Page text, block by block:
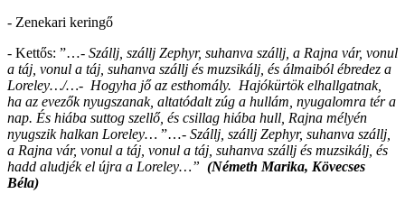
- Zenekari keringő
- Kettős: ”…- Szállj, szállj Zephyr, suhanva szállj, a Rajna vár, vonul
a táj, vonul a táj, suhanva szállj és muzsikálj, és álmaiból ébredez a
Loreley…/…- Hogyha jő az esthomály. Hajókürtök elhallgatnak,
ha az evezők nyugszanak, altatódalt zúg a hullám, nyugalomra tér a
nap. És hiába suttog szellő, és csillag hiába hull, Rajna mélyén
nyugszik halkan Loreley… ”…- Szállj, szállj Zephyr, suhanva szállj,
a Rajna vár, vonul a táj, vonul a táj, suhanva szállj és muzsikálj, és
hadd aludjék el újra a Loreley…” (Németh Marika, Kövecses
Béla)